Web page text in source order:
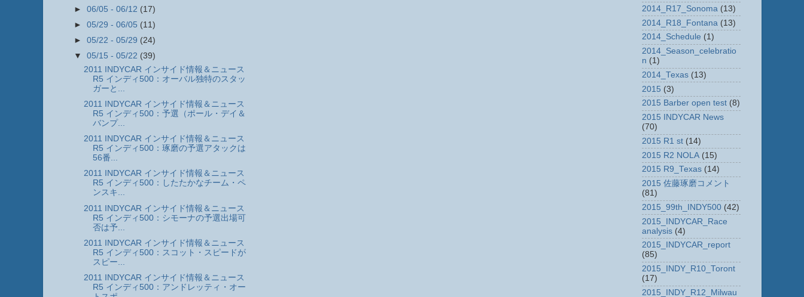
► 06/05 - 06/12 (17)
► 05/29 - 06/05 (11)
► 05/22 - 05/29 (24)
▼ 05/15 - 05/22 (39)
2011 INDYCAR インサイド情報＆ニュース
R5 インディ500：オーバル独特のスタッ
ガーと...
2011 INDYCAR インサイド情報＆ニュース
R5 インディ500：予選（ポール・デイ＆
バンプ...
2011 INDYCAR インサイド情報＆ニュース
R5 インディ500：琢磨の予選アタックは
56番...
2011 INDYCAR インサイド情報＆ニュース
R5 インディ500：したたかなチーム・ペ
ンスキ...
2011 INDYCAR インサイド情報＆ニュース
R5 インディ500：シモーナの予選出場可
否は予...
2011 INDYCAR インサイド情報＆ニュース
R5 インディ500：スコット・スピードが
スピー...
2011 INDYCAR インサイド情報＆ニュース
R5 インディ500：アンドレッティ・オー
2014_R17_Sonoma (13)
2014_R18_Fontana (13)
2014_Schedule (1)
2014_Season_celebratio
n (1)
2014_Texas (13)
2015 (3)
2015 Barber open test (8)
2015 INDYCAR News
(70)
2015 R1 st (14)
2015 R2 NOLA (15)
2015 R9_Texas (14)
2015 佐藤琢磨コメント
(81)
2015_99th_INDY500 (42)
2015_INDYCAR_Race
analysis (4)
2015_INDYCAR_report
(85)
2015_INDY_R10_Toront
(17)
2015_INDY_R12_Milwau